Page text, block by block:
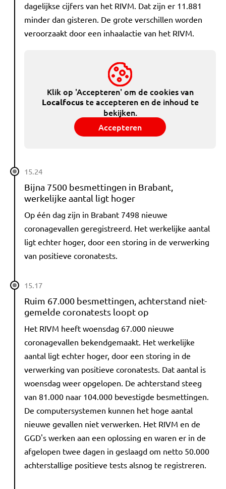
dagelijkse cijfers van het RIVM. Dat zijn er 11.881
minder dan gisteren. De grote verschillen worden
veroorzaakt door een inhaalactie van het RIVM.
Klik op 'Accepteren' om de cookies van
Localfocus te accepteren en de inhoud te
bekijken.
Accepteren
15.24
Bijna 7500 besmettingen in Brabant,
werkelijke aantal ligt hoger
Op één dag zijn in Brabant 7498 nieuwe
coronagevallen geregistreerd. Het werkelijke aantal
ligt echter hoger, door een storing in de verwerking
van positieve coronatests.
15.17
Ruim 67.000 besmettingen, achterstand niet-
gemelde coronatests loopt op
Het RIVM heeft woensdag 67.000 nieuwe
coronagevallen bekendgemaakt. Het werkelijke
aantal ligt echter hoger, door een storing in de
verwerking van positieve coronatests. Dat aantal is
woensdag weer opgelopen. De achterstand steeg
van 81.000 naar 104.000 bevestigde besmettingen.
De computersystemen kunnen het hoge aantal
nieuwe gevallen niet verwerken. Het RIVM en de
GGD's werken aan een oplossing en waren er in de
afgelopen twee dagen in geslaagd om netto 50.000
achterstallige positieve tests alsnog te registreren.